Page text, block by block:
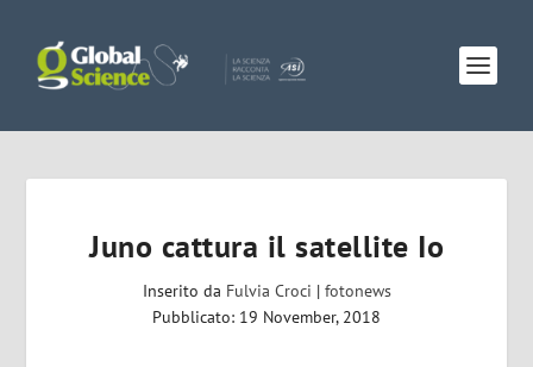
Juno cattura il satellite Io
Inserito da Fulvia Croci | fotonews
Pubblicato: 19 November, 2018